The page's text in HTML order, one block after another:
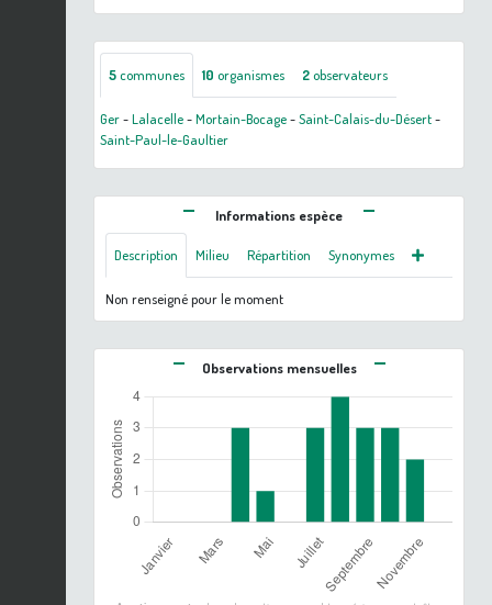
5communes 10 organismes 2observateurs
Ger-Lalacelle-Mortain-Bocage-Saint-Calais-du-Désert-
Saint-Paul-le-Gaultier
Informations espèce
Description Milieu Répartition Synonymes
Non renseigné pour le moment
Observations mensuelles